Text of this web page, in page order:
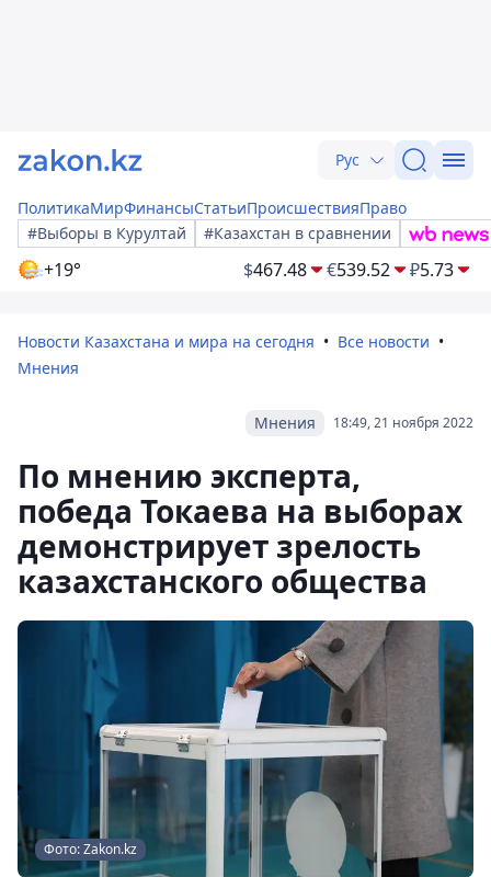
Рус
ПолитикаМирФинансыСтатьиПроисшествияПраво
#Выборы в Курултай
#Казахстан в сравнении
+19° $467.48 €539.52 ₽5.73
Новости Казахстана и мира на сегодня
Все новости
Мнения
18:49, 21 ноября 2022
Мнения
По мнению эксперта,
победа Токаева на выборах
демонстрирует зрелость
казахстанского общества
Фото: Zakon.kz